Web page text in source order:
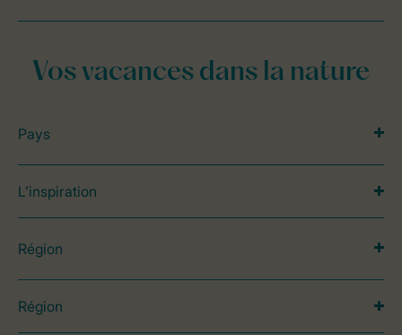
Vos vacances dans la nature
Pays
L’inspiration
Région
Région